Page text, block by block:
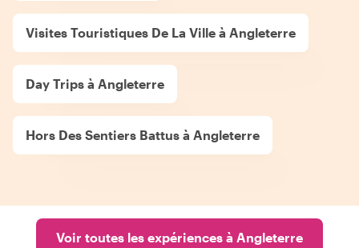
Visites Touristiques De La Ville à Angleterre
Day Trips à Angleterre
Hors Des Sentiers Battus à Angleterre
Voir toutes les expériences à Angleterre